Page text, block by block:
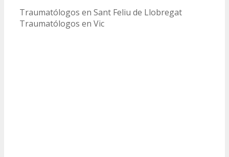
Traumatólogos en Sant Feliu de Llobregat
Traumatólogos en Vic